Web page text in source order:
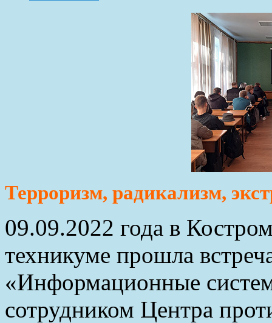
Терроризм, радикализм,
09.09.2022 года в
техникуме прошла
«Информационные
сотрудником Центра